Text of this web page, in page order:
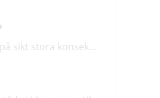
Lågt barnafödande får på sikt stora konsekvenser